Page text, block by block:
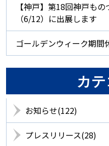
【神戸】第18回神戸も
（6/12）に出展します
ゴールデンウィーク期間
カ
お知らせ(122)
プレスリリース(28)